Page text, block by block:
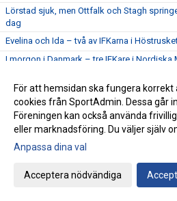
Lörstad sjuk, men Ottfalk och Stagh
dag
Evelina och Ida – två av IFKarna i
I morgon i Danmark – tre IFKare i Nordiska
Peter Woll fick Lasse Dahlstedts
Save the date – IFK-galan byter datum till
17:25 av Alex von Heideken på 5000m
Så nära var det maximal Daniel-utdelning
För att hemsidan ska fungera korrekt
cookies från SportAdmin. Dessa går
Föreningen kan också använda
eller marknadsföring. Du väljer själv
Anpassa dina val
Acceptera nödvändiga